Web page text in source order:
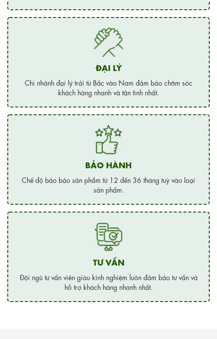
ĐẠI LÝ
Chi nhánh đại lý trải từ Bắc vào Nam đảm bảo chăm sóc
khách hàng nhanh và tận tình nhất.
BẢO HÀNH
Chế độ bảo bảo sản phẩm từ 12 đến 36 tháng tuỳ vào loại
sản phẩm.
TƯ VẤN
Đội ngũ tư vấn viên giàu kinh nghiệm luôn đảm bảo tư vấn và
hỗ trợ khách hàng nhanh nhất.